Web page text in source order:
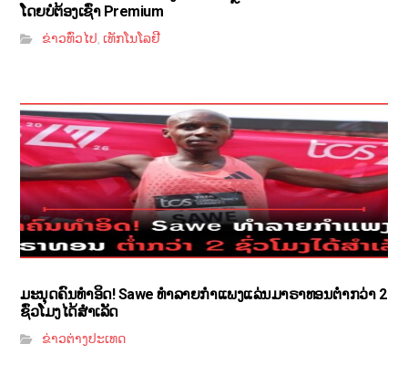
ໂດຍບໍ່ຕ້ອງເຊົ່າ Premium
ຂ່າວທົ່ວໄປ,ເທັກໂນໂລຢີ
ມະນຸດຄົນທຳອິດ! Sawe ທຳລາຍກຳແພງແລ່ນມາຣາທອນຕ່ຳກວ່າ 2
ຊົ່ວໂມງໄດ້ສຳເລັດ
ຂ່າວຕ່າງປະເທດ